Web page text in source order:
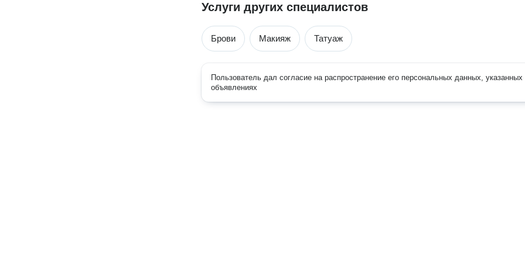
Услуги других специалистов
Брови Макияж Татуаж
Пользователь дал согласие на распространение его персональных данных, указанных
объявлениях